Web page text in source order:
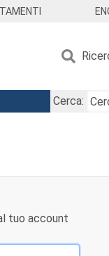
Cerca:
tuo account